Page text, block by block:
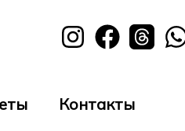
Контакты